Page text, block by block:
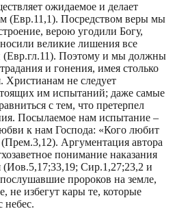
ожидаемое и делает
(Евр.11,1). Посредством веры мы
верою угодили Богу,
великие лишения все
(Евр.гл.11). Поэтому и мы должны
и гонения, имея столько
Христианам не следует
им испытаний; даже самые
с тем, что претерпел
Посылаемое нам испытание –
к нам Господа: «Кого любит
(Прем.3,12). Аргументация автора
понимание наказания
(Иов.5,17;33,19; Сир.1,27;23,2 и
пророков на земле,
не избегут кары те, которые
небес.